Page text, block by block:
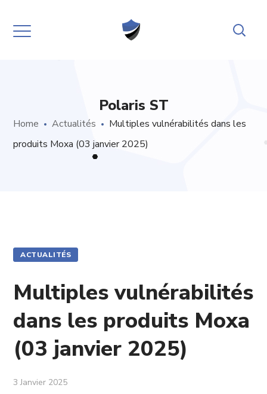
Polaris ST
Home Actualités
Multiples vulnérabilités dans les
produits Moxa (03 janvier 2025)
ACTUALITÉS
Multiples vulnérabilités
dans les produits Moxa
(03 janvier 2025)
3 Janvier 2025